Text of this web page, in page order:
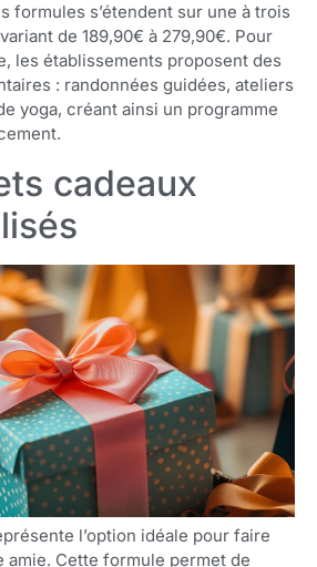
formules s’étendent sur une à trois
de 189,90€ à 279,90€. Pour
les établissements proposent des
: randonnées guidées, ateliers
yoga, créant ainsi un programme
cadeaux
l’option idéale pour faire
amie. Cette formule permet de